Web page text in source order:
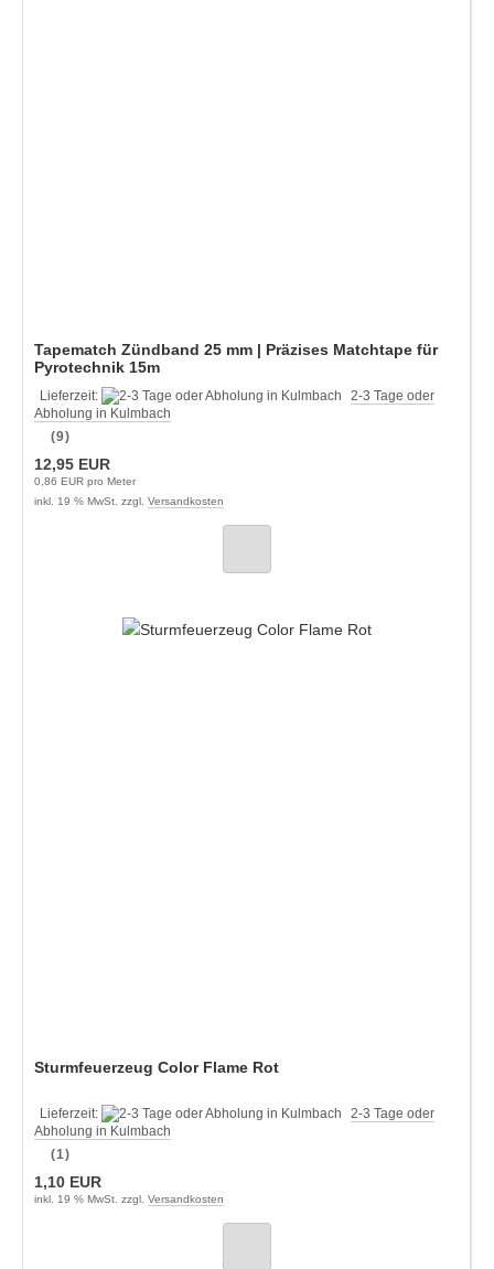
Tapematch Zündband 25 mm | Präzises Matchtape für
Pyrotechnik 15m
Lieferzeit:
2-3 Tage oder
Abholung in Kulmbach
(9)
12,95 EUR
0,86 EUR pro Meter
inkl. 19 % MwSt. zzgl. Versandkosten
Sturmfeuerzeug Color Flame Rot
Lieferzeit:
2-3 Tage oder
Abholung in Kulmbach
(1)
1,10 EUR
inkl. 19 % MwSt. zzgl. Versandkosten